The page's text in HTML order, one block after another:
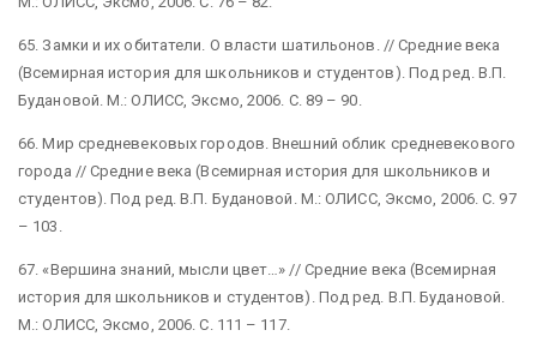
65. Замки и их обитатели. О власти шатильонов. // Средние века
(Всемирная история для школьников и студентов). Под ред. В.П.
Будановой. М.: ОЛИСС, Эксмо, 2006. С. 89 – 90.
66. Мир средневековых городов. Внешний облик средневекового
города // Средние века (Всемирная история для школьников и
студентов). Под ред. В.П. Будановой. М.: ОЛИСС, Эксмо, 2006. С. 97
– 103.
67. «Вершина знаний, мысли цвет…» // Средние века (Всемирная
история для школьников и студентов). Под ред. В.П. Будановой.
М.: ОЛИСС, Эксмо, 2006. С. 111 – 117.